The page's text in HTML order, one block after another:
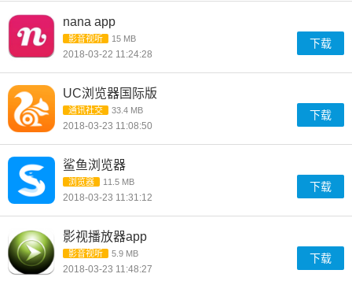
nana app
影音视听 15 MB
2018-03-22 11:24:28
下载
UC浏览器国际版
通讯社交 33.4 MB
2018-03-23 11:08:50
下载
鲨鱼浏览器
浏览器 11.5 MB
2018-03-23 11:31:12
下载
影视播放器app
影音视听 5.9 MB
2018-03-23 11:48:27
下载